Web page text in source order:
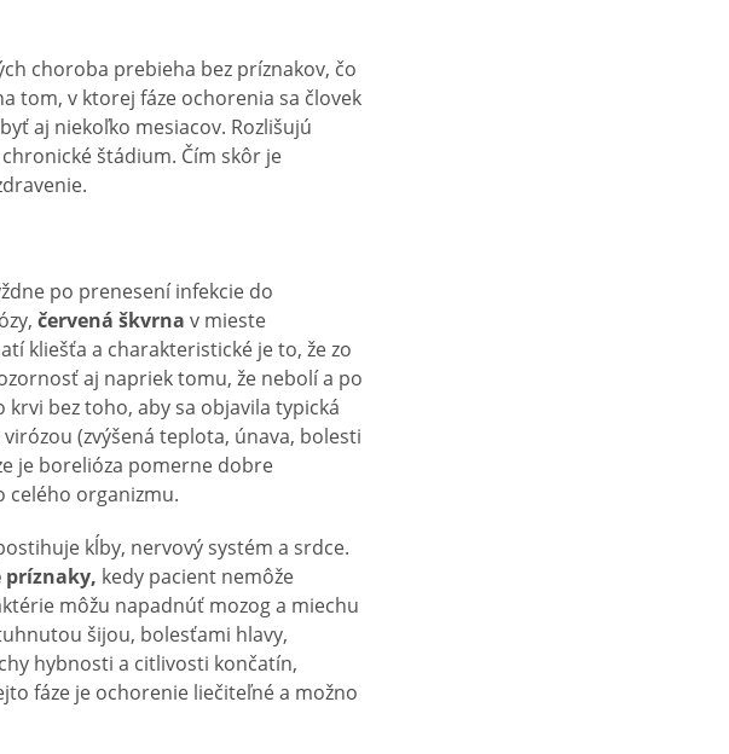
choroba prebieha bez príznakov, čo
tom, v ktorej fáze ochorenia sa človek
aj niekoľko mesiacov. Rozlišujú
štádium. Čím skôr je
po prenesení infekcie do
červená škvrna v mieste
kliešťa a charakteristické je to, že zo
aj napriek tomu, že nebolí a po
bez toho, aby sa objavila typická
(zvýšená teplota, únava, bolesti
je borelióza pomerne dobre
celého organizmu.
kĺby, nervový systém a srdce.
príznaky, kedy pacient nemôže
môžu napadnúť mozog a miechu
šijou, bolesťami hlavy,
hybnosti a citlivosti končatín,
fáze je ochorenie liečiteľné a možno